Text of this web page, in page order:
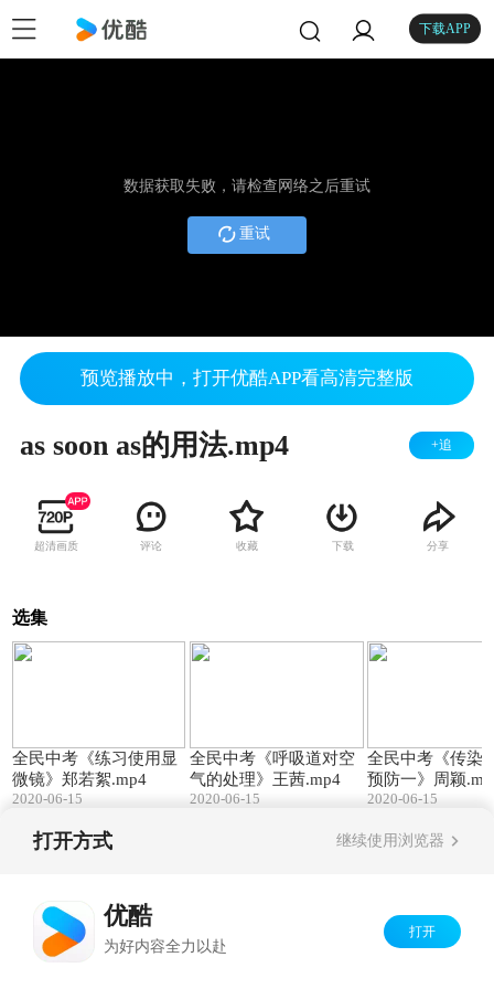
下载APP
数据获取失败，请检查网络之后重试
重试
预览播放中，打开优酷APP看高清完整版
as soon as的用法.mp4 +追
超清画质 评论 收藏 下载 分享
选集
全民中考《练习使用显
微镜》郑若絮.mp4
2020-06-15
全民中考《呼吸道对空
气的处理》王茜.mp4
2020-06-15
全民中考《传染
预防一》周颖
2020-06-15
打开方式 继续使用浏览器
优酷
为好内容全力以赴
打开